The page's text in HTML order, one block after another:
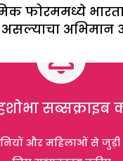
फोरममध्ये
अभिमान
सब्सक्राइब
और महिलाओं से